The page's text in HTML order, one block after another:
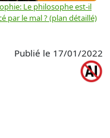
Le philosophe est-il
par le mal ? (plan détaillé)
Publié le 17/01/2022